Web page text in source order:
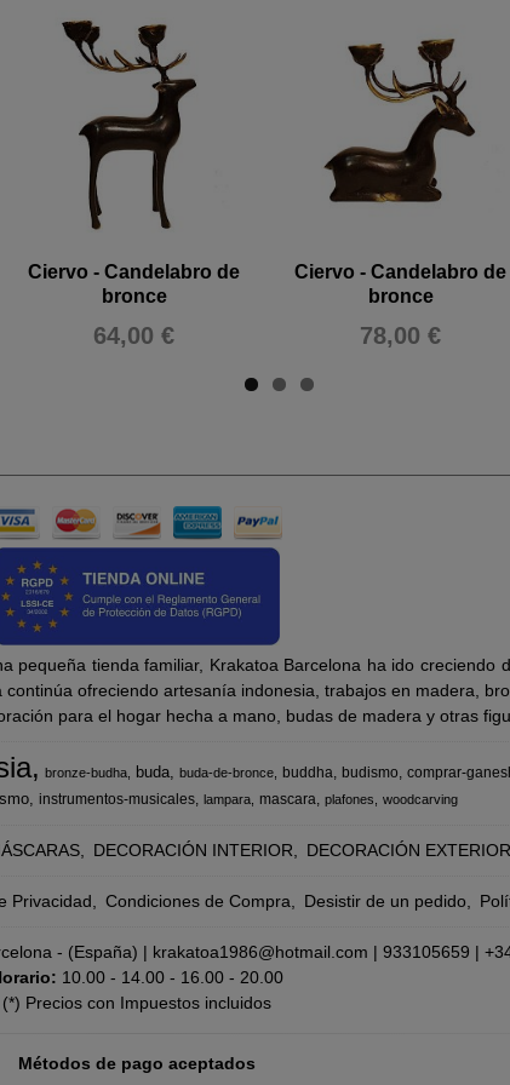
Ciervo - Candelabro de
bronce
64,00 €
Ciervo - Candelabro de
bronce
78,00 €
tienda familiar, Krakatoa Barcelona ha ido creciendo
ofreciendo artesanía indonesia, trabajos en madera,
para el hogar hecha a mano, budas de madera y otras
bronze-budha buda buda-de-bronce buddha budismo comprar-
instrumentos-musicales lampara mascara plafones woodcarving
DECORACIÓN INTERIOR DECORACIÓN EXTERIOR
Privacidad Condiciones de Compra Desistir de un pedido
- (España) | krakatoa1986@hotmail.com |933105659 |
10.00 - 14.00 - 16.00 - 20.00
(*) Precios con Impuestos incluidos
Métodos de pago aceptados